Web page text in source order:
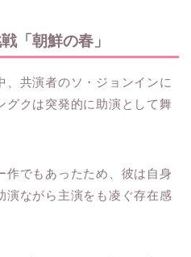
「朝鮮の春」
、共演者のソ・ジョンインに
グクは突発的に助演として舞
作でもあったため、彼は自身
演ながら主演をも凌ぐ存在感